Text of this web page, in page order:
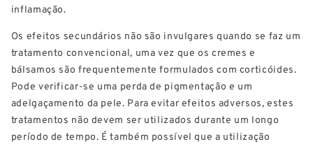
inflamação.
Os efeitos secundários não são invulgares quando se faz um
tratamento convencional, uma vez que os cremes e
bálsamos são frequentemente formulados com corticóides.
Pode verificar-se uma perda de pigmentação e um
adelgaçamento da pele. Para evitar efeitos adversos, estes
tratamentos não devem ser utilizados durante um longo
período de tempo. É também possível que a utilização